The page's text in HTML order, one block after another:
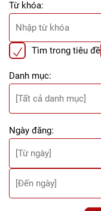
Từ khóa:
Tìm trong tiêu đề
Danh mục:
Ngày đăng: